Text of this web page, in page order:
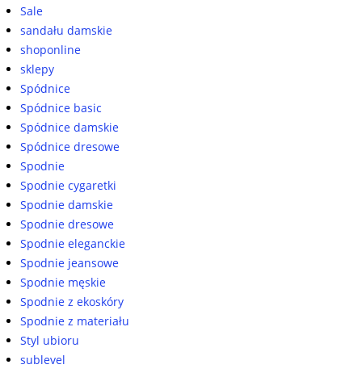
Sale
sandału damskie
shoponline
sklepy
Spódnice
Spódnice basic
Spódnice damskie
Spódnice dresowe
Spodnie
Spodnie cygaretki
Spodnie damskie
Spodnie dresowe
Spodnie eleganckie
Spodnie jeansowe
Spodnie męskie
Spodnie z ekoskóry
Spodnie z materiału
Styl ubioru
sublevel